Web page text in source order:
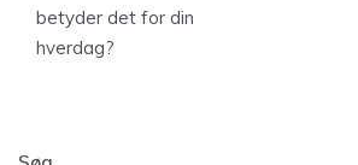
betyder det for din
hverdag?